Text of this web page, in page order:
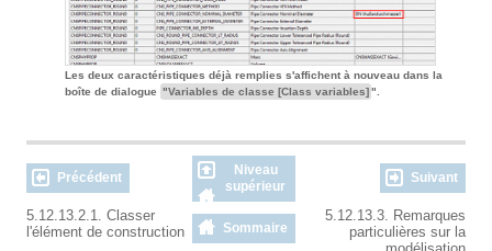
Les deux caractéristiques déjà remplies s'affichent à nouveau dans la
boîte de dialogue "Variables de classe [Class variables]".
Précédent
Niveau
supérieur
Suivant
5.12.13.2.1. Classer
l'élément de construction
Sommaire
5.12.13.3. Remarques
particulières sur la